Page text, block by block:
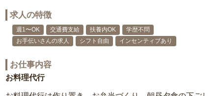
求人の特徴
週1〜OK 交通費支給 扶養内OK
学歴不問
お手伝いさんの求人
シフト自由 インセンティブあり
お仕事内容
お料理代行